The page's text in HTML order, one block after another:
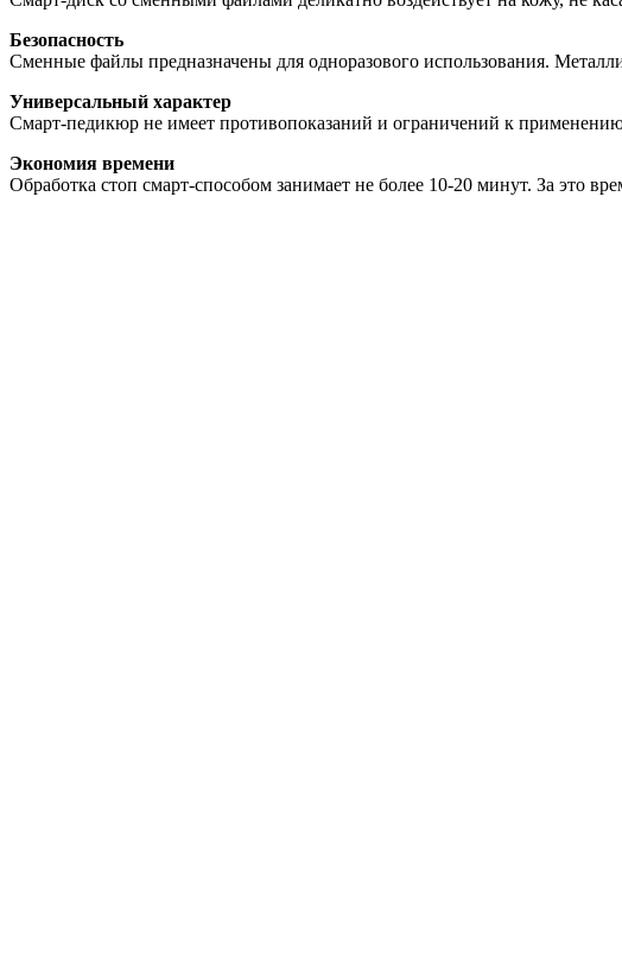
Безопасность
Сменные файлы предназначены для одноразового использования.
Универсальный характер
Смарт-педикюр не имеет противопоказаний и ограничений к
Экономия времени
Обработка стоп смарт-способом занимает не более 10-20 минут. За это